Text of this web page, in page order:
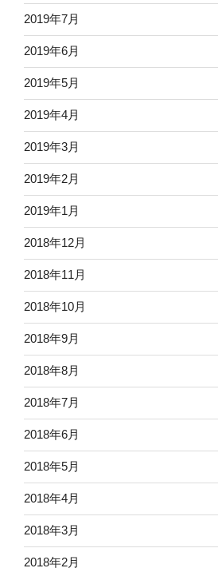
2019年7月
2019年6月
2019年5月
2019年4月
2019年3月
2019年2月
2019年1月
2018年12月
2018年11月
2018年10月
2018年9月
2018年8月
2018年7月
2018年6月
2018年5月
2018年4月
2018年3月
2018年2月